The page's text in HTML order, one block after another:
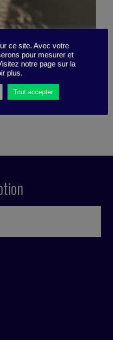
ce site. Avec votre
pour mesurer et
notre page sur la
plus.
Tout accepter